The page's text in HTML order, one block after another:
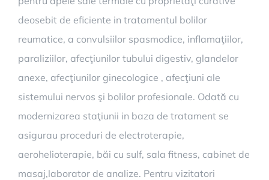
deosebit de eficiente in tratamentul bolilor
reumatice, a convulsiilor spasmodice, inflamaţiilor,
paraliziilor, afecţiunilor tubului digestiv, glandelor
anexe, afecţiunilor ginecologice , afecţiuni ale
sistemului nervos şi bolilor profesionale. Odată cu
modernizarea staţiunii in baza de tratament se
asigurau proceduri de electroterapie,
aerohelioterapie, băi cu sulf, sala fitness, cabinet de
masaj,laborator de analize. Pentru vizitatori